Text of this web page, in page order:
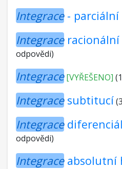
Integrace- parciální
Integraceracionální
odpovědi)
Integrace [VYŘEŠENO]
Integracesubtitucí
Integrace
odpovědi)
Integraceabsolutní